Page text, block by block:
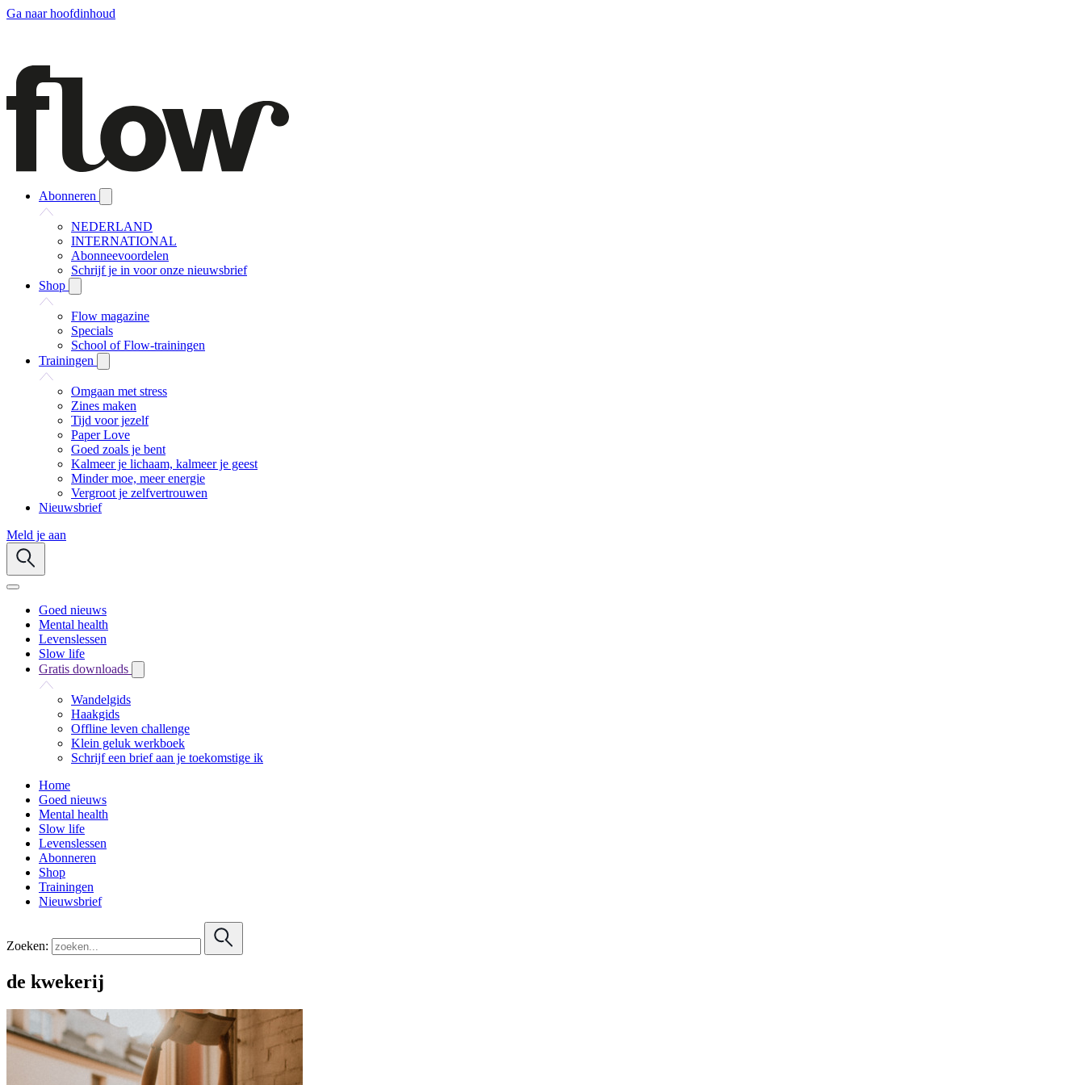
Ga naar hoofdinhoud
Abonneren
NEDERLAND
INTERNATIONAL
Abonneevoordelen
Schrijf je in voor onze nieuwsbrief
Shop
Flow magazine
Specials
School of Flow-trainingen
Trainingen
Omgaan met stress
Zines maken
Tijd voor jezelf
Paper Love
Goed zoals je bent
Kalmeer je lichaam, kalmeer je geest
Minder moe, meer energie
Vergroot je zelfvertrouwen
Nieuwsbrief
Meld je aan
Goed nieuws
Mental health
Levenslessen
Slow life
Gratis downloads
Wandelgids
Haakgids
Offline leven challenge
Klein geluk werkboek
Schrijf een brief aan je toekomstige ik
Home
Goed nieuws
Mental health
Slow life
Levenslessen
Abonneren
Shop
Trainingen
Nieuwsbrief
Zoeken:
de kwekerij